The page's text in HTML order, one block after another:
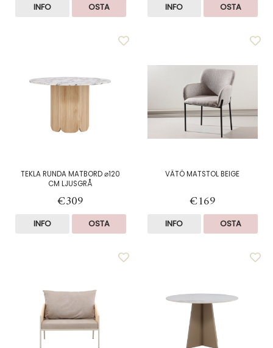
INFO OSTA INFO OSTA
TEKLA RUNDA MATBORD ⌀120
CM LJUSGRÅ
€309
INFO OSTA
VÄTÖ MATSTOL BEIGE
€169
INFO OSTA